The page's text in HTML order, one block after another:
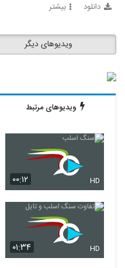
دانلود بیشتر
ویدیوهای دیگر
ویدیوهای مرتبط
۰۰:۱۲ HD
۰۱:۳۴ HD